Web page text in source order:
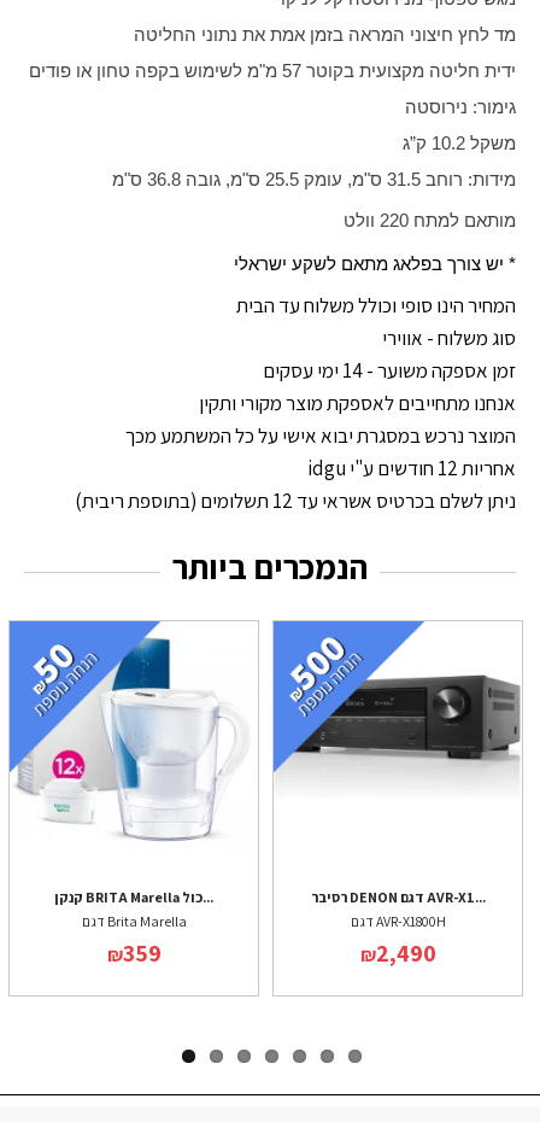
מד לחץ חיצוני המראה בזמן אמת את נתוני החליטה
ידית חליטה מקצועית בקוטר 57 מ"מ לשימוש בקפה טחון או פודים
גימור: נירוסטה
משקל 10.2 ק”ג
מידות: רוחב 31.5 ס"מ, עומק 25.5 ס"מ, גובה 36.8 ס"מ
מותאם למתח 220 וולט
* יש צורך בפלאג מתאם לשקע ישראלי
המחיר הינו סופי וכולל משלוח עד הבית
סוג משלוח - אווירי
זמן אספקה משוער - 14 ימי עסקים
אנחנו מתחייבים לאספקת מוצר מקורי ותקין
המוצר נרכש במסגרת יבוא אישי על כל המשתמע מכך
אחריות 12 חודשים ע"י idgu
ניתן לשלם בכרטיס אשראי עד 12 תשלומים (בתוספת ריבית)
הנמכרים ביותר
קנקן BRITA Marella כול...
דגם Brita Marella
₪359
רסיבר DENON דגם AVR-X1...
דגם AVR-X1800H
₪2,490